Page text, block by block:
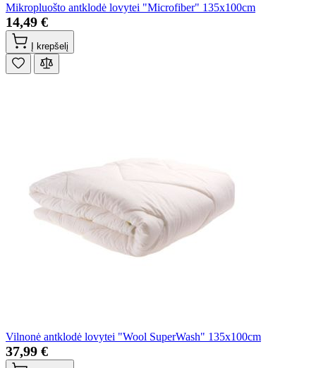
Mikropluošto antklodė lovytei "Microfiber" 135x100cm
14,49 €
Į krepšelį
Vilnonė antklodė lovytei "Wool SuperWash" 135x100cm
37,99 €